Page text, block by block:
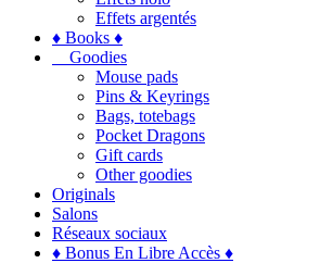
Effets argentés
♦ Books ♦
Goodies
Mouse pads
Pins & Keyrings
Bags, totebags
Pocket Dragons
Gift cards
Other goodies
Originals
Salons
Réseaux sociaux
♦ Bonus En Libre Accès ♦